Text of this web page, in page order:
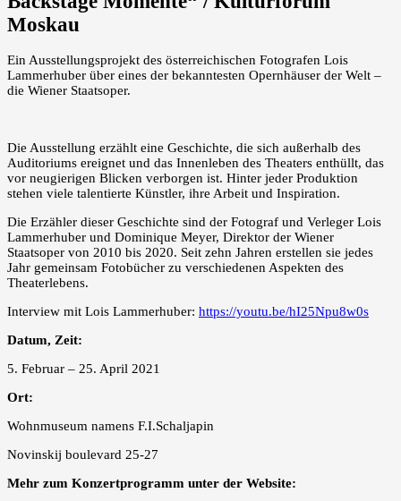
Moskau
Ein Ausstellungsprojekt des österreichischen Fotografen Lois
Lammerhuber über eines der bekanntesten Opernhäuser der Welt –
die Wiener Staatsoper.
Die Ausstellung erzählt eine Geschichte, die sich außerhalb des
Auditoriums ereignet und das Innenleben des Theaters enthüllt, das
vor neugierigen Blicken verborgen ist. Hinter jeder Produktion
stehen viele talentierte Künstler, ihre Arbeit und Inspiration.
Die Erzähler dieser Geschichte sind der Fotograf und Verleger Lois
Lammerhuber und Dominique Meyer, Direktor der Wiener
Staatsoper von 2010 bis 2020. Seit zehn Jahren erstellen sie jedes
Jahr gemeinsam Fotobücher zu verschiedenen Aspekten des
Theaterlebens.
Interview mit Lois Lammerhuber: https://youtu.be/hI25Npu8w0s
Datum, Zeit:
5. Februar – 25. April 2021
Ort:
Wohnmuseum namens F.I.Schaljapin
Novinskij boulevard 25-27
Mehr zum Konzertprogramm unter der Website: